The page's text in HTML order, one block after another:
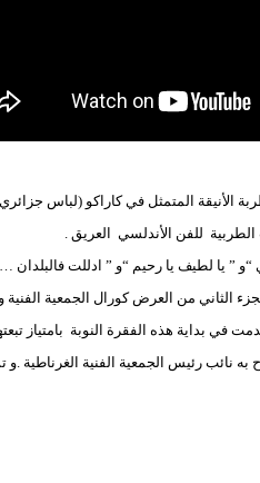
الأنيقة المتمثل في كاراكو (لباس
الطربية للفن الأندلسي العريق .
“و ” يا لطيف يا رحيم “و ” ادللت فالبلدان
الثاني من العرض كورال الجمعية
بداية هذه الفقرة النوبة بامتياز
نائب رئيس الجمعية الفنية